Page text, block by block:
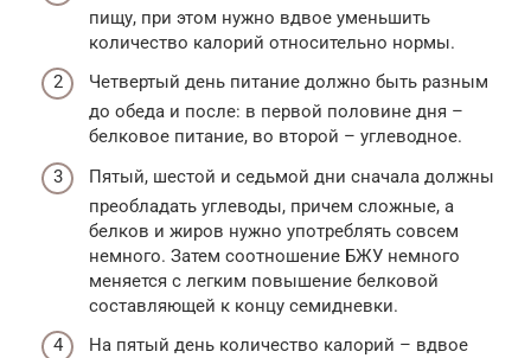
пищу, при этом нужно вдвое уменьшить
количество калорий относительно нормы.
Четвертый день питание должно быть разным
до обеда и после: в первой половине дня –
белковое питание, во второй – углеводное.
Пятый, шестой и седьмой дни сначала должны
преобладать углеводы, причем сложные, а
белков и жиров нужно употреблять совсем
немного. Затем соотношение БЖУ немного
меняется с легким повышение белковой
составляющей к концу семидневки.
На пятый день количество калорий – вдвое